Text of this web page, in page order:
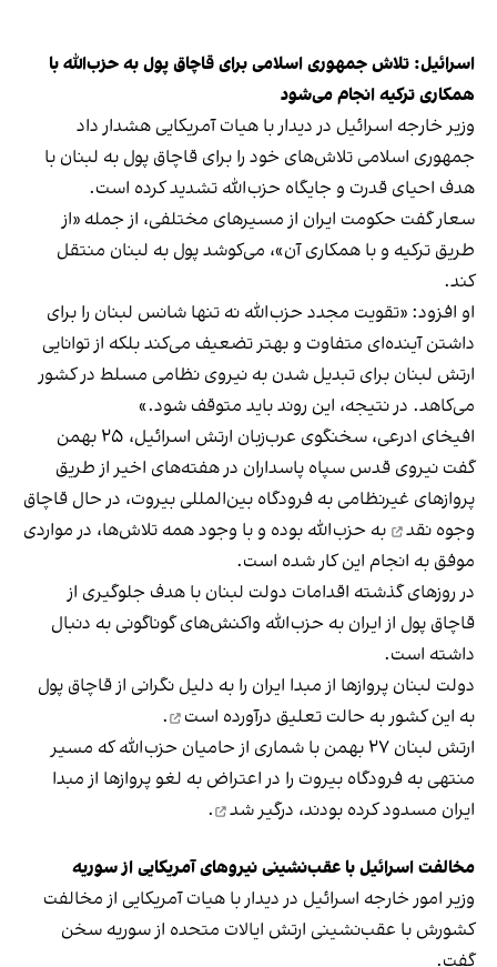
اسرائیل: تلاش جمهوری اسلامی برای قاچاق پول به حزب‌الله با
همکاری ترکیه انجام می‌شود
وزیر خارجه اسرائیل در دیدار با هیات آمریکایی هشدار داد
جمهوری اسلامی تلاش‌های خود را برای قاچاق پول به لبنان با
هدف احیای قدرت و جایگاه حزب‌الله تشدید کرده است.
سعار گفت حکومت ایران از مسیرهای مختلفی، از جمله «از
طریق ترکیه و با همکاری آن»، می‌کوشد پول به لبنان منتقل
کند.
او افزود: «تقویت مجدد حزب‌الله نه‌ تنها شانس لبنان را برای
داشتن آینده‌ای متفاوت و بهتر تضعیف می‌کند بلکه از توانایی
ارتش لبنان برای تبدیل شدن به نیروی نظامی مسلط در کشور
می‌کاهد. در نتیجه، این روند باید متوقف شود.»
افیخای ادرعی، سخنگوی عرب‌زبان ارتش اسرائیل، ۲۵ بهمن
گفت نیروی قدس سپاه پاسداران در هفته‌های اخیر از طریق
پروازهای غیرنظامی به فرودگاه بین‌المللی بیروت، در حال قاچاق
وجوه نقد
به حزب‌الله بوده و با وجود همه تلاش‌ها، در مواردی
موفق به انجام این کار شده است.
در روزهای گذشته اقدامات دولت لبنان با هدف جلوگیری از
قاچاق پول از ایران به حزب‌الله واکنش‌های گوناگونی به دنبال
داشته است.
دولت لبنان پروازها از مبدا ایران را به دلیل نگرانی از قاچاق پول
به این کشوربه حالت تعلیق درآورده است
.
ارتش لبنان ۲۷ بهمن با شماری از حامیان حزب‌الله که مسیر
منتهی به فرودگاه بیروت را در اعتراض به لغو پروازها از مبدا
ایران مسدود کرده بودند، درگیر شد .
مخالفت اسرائیل با عقب‌نشینی نیروهای آمریکایی از سوریه
وزیر امور خارجه اسرائیل در دیدار با هیات آمریکایی از مخالفت
کشورش با عقب‌نشینی ارتش ایالات متحده از سوریه سخن
گفت.